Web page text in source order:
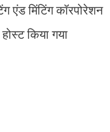
एंड मिंटिंग कॉरपोरेशन
किया गया